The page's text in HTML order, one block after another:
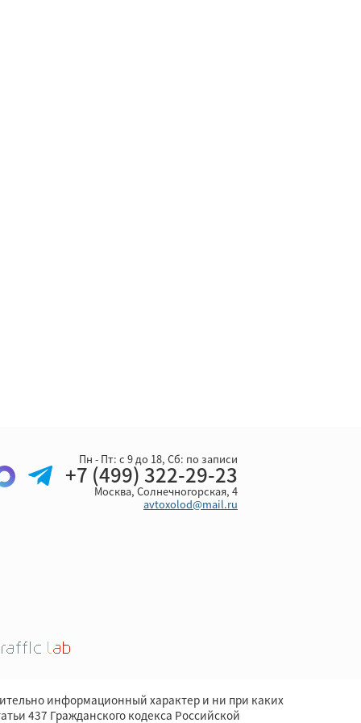
Пн - Пт: с 9 до 18, Cб: по записи
+7 (499) 322-29-23
Москва, Солнечногорская, 4
avtoxolod@mail.ru
информационный характер и ни при каких
437 Гражданского кодекса Российской